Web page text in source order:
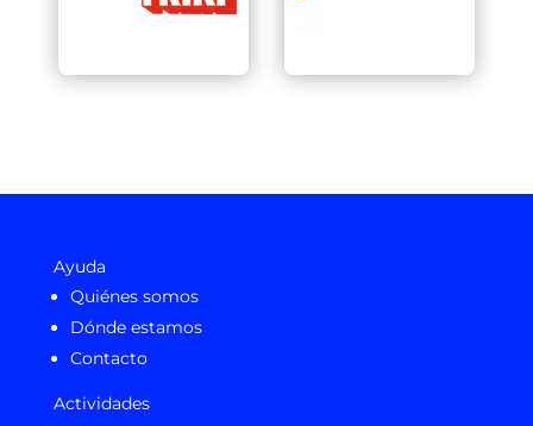
Ayuda
Quiénes somos
Dónde estamos
Contacto
Actividades